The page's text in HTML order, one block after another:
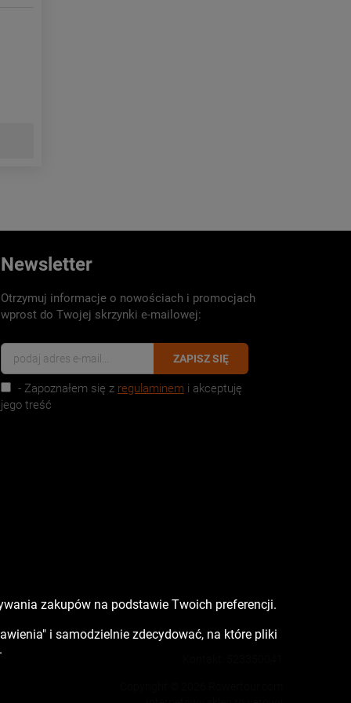
Newsletter
Otrzymuj informacje o nowościach i promocjach
wprost do Twojej skrzynki e-mailowej:
ZAPISZ SIĘ
- Zapoznałem się z regulaminem i akceptuję
jego treść
zakupów na podstawie Twoich preferencji.
i samodzielnie zdecydować, na które pliki
.